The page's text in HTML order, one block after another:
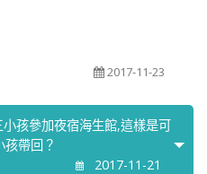
2017-11-23
孩參加夜宿海生館,這樣是可
帶回？
2017-11-21